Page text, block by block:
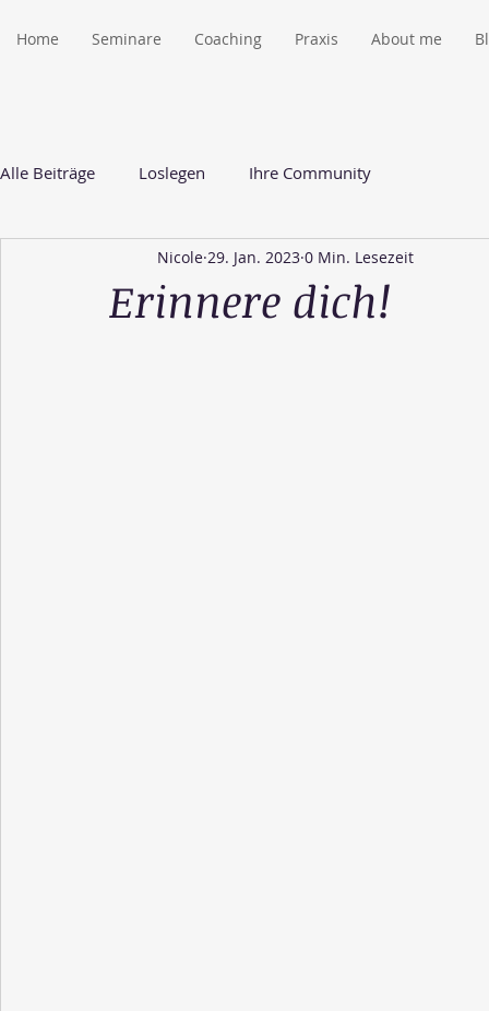
Home Seminare Coaching Praxis About me
Alle Beiträge Loslegen Ihre Community
Erinnere dich!
Nicole 29. Jan. 2023 0 Min. Lesezeit